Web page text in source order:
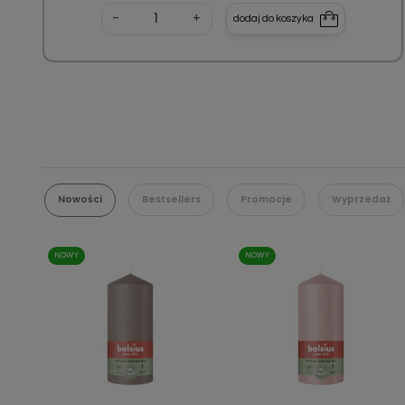
- + dodaj do koszyka
Nowości Bestsellers Promocje Wyprzedaż
NOWY NOWY